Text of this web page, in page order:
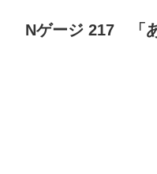
Nゲージ 217 「